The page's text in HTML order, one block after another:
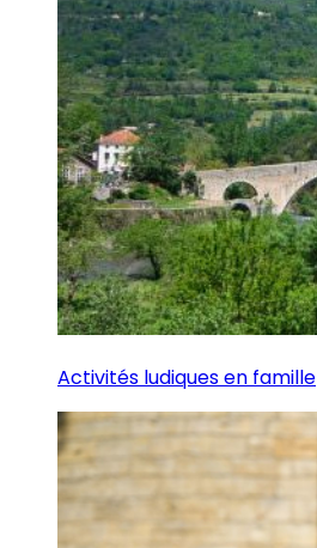
Activités ludiques en famille